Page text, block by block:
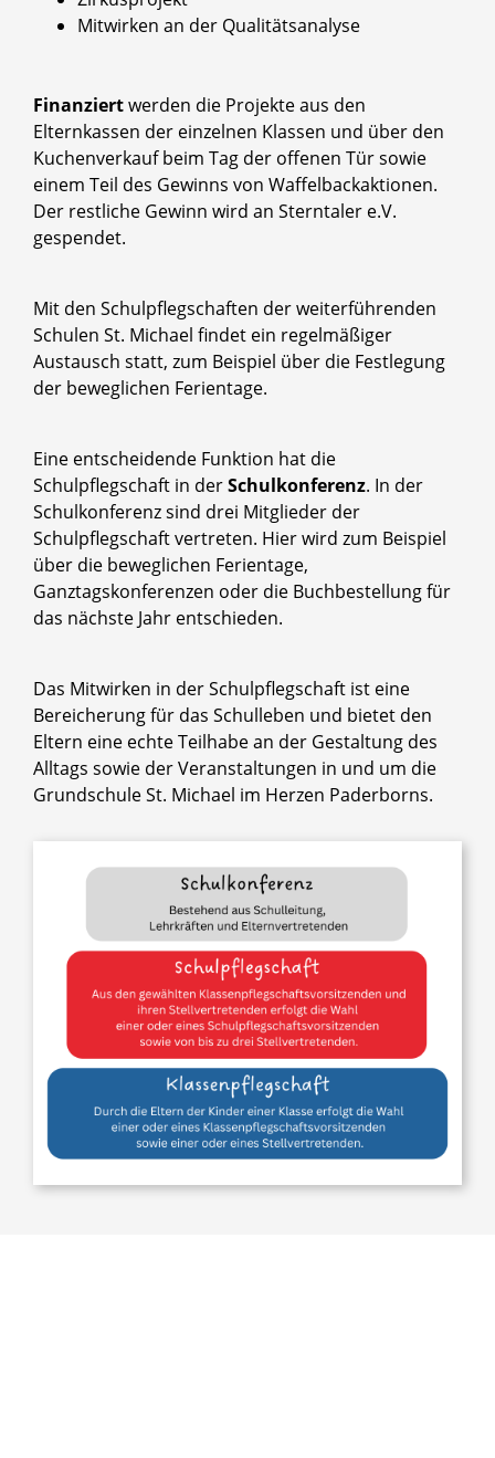
Mitwirken an der Qualitätsanalyse
Finanziertwerden die Projekte aus den
Elternkassen der einzelnen Klassen und über den
Kuchenverkauf beim Tag der offenen Tür sowie
einem Teil des Gewinns von Waffelbackaktionen.
Der restliche Gewinn wird an Sterntaler e.V.
gespendet.
Mit den Schulpflegschaften der weiterführenden
Schulen St. Michael findet ein regelmäßiger
Austausch statt, zum Beispiel über die Festlegung
der beweglichen Ferientage.
Eine entscheidende Funktion hat die
Schulpflegschaft in derSchulkonferenz. In der
Schulkonferenz sind drei Mitglieder der
Schulpflegschaft vertreten. Hier wird zum Beispiel
über die beweglichen Ferientage,
Ganztagskonferenzen oder die Buchbestellung für
das nächste Jahr entschieden.
Das Mitwirken in der Schulpflegschaft ist eine
Bereicherung für das Schulleben und bietet den
Eltern eine echte Teilhabe an der Gestaltung des
Alltags sowie der Veranstaltungen in und um die
Grundschule St. Michael im Herzen Paderborns.